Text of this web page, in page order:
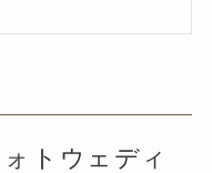
トウェディ